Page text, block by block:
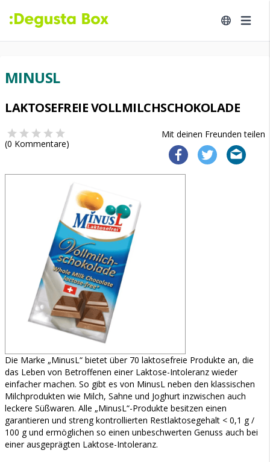
MINUSL
LAKTOSEFREIE VOLLMILCHSCHOKOLADE
Mit deinen Freunden teilen
(0 Kommentare)
Die Marke „MinusL“ bietet über 70 laktosefreie Produkte an, die
das Leben von Betroffenen einer Laktose-Intoleranz wieder
einfacher machen. So gibt es von MinusL neben den klassischen
Milchprodukten wie Milch, Sahne und Joghurt inzwischen auch
leckere Süßwaren. Alle „MinusL“-Produkte besitzen einen
garantieren und streng kontrollierten Restlaktosegehalt < 0,1 g /
100 g und ermöglichen so einen unbeschwerten Genuss auch bei
einer ausgeprägten Laktose-Intoleranz.